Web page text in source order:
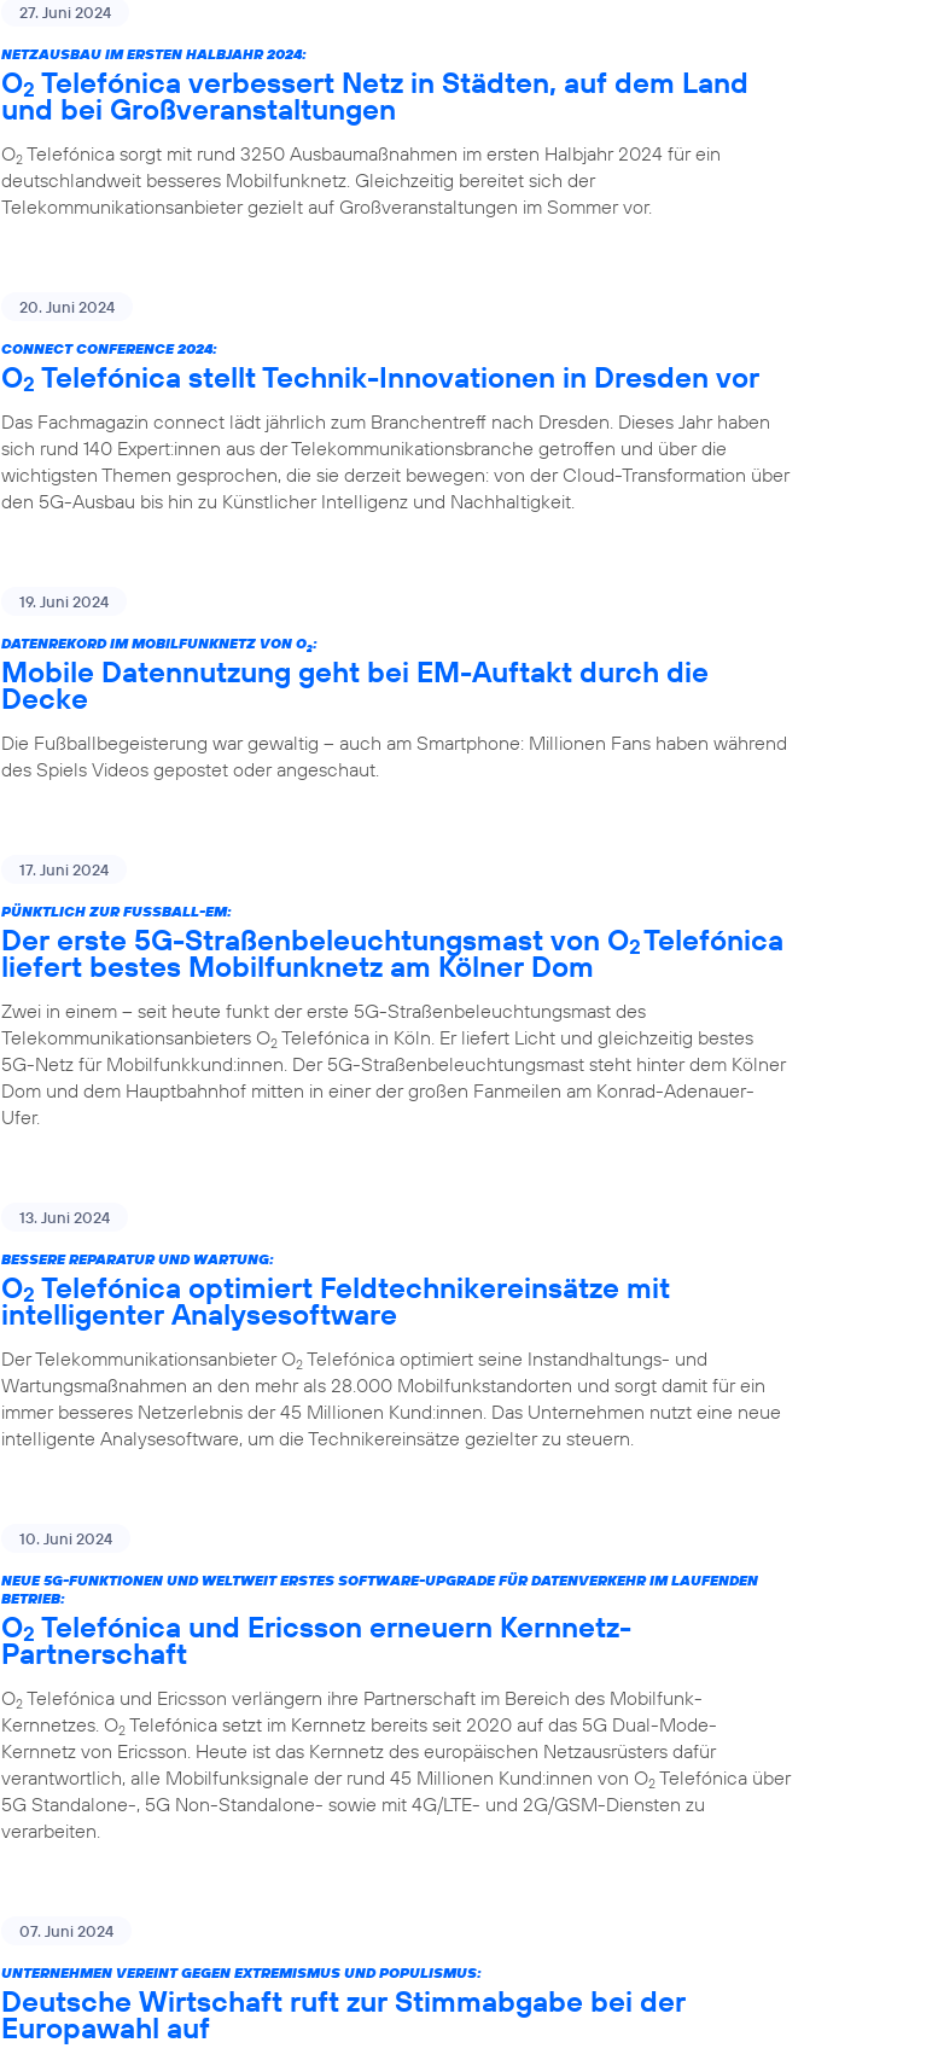
27. Juni 2024
NETZAUSBAU IM ERSTEN HALBJAHR 2024:
O2 Telefónica verbessert Netz in Städten, auf dem Land
und bei Großveranstaltungen
O2 Telefónica sorgt mit rund 3250 Ausbaumaßnahmen im ersten Halbjahr 2024 für ein
deutschlandweit besseres Mobilfunknetz. Gleichzeitig bereitet sich der
Telekommunikationsanbieter gezielt auf Großveranstaltungen im Sommer vor.
20. Juni 2024
CONNECT CONFERENCE 2024:
O2 Telefónica stellt Technik-Innovationen in Dresden vor
Das Fachmagazin connect lädt jährlich zum Branchentreff nach Dresden. Dieses Jahr haben
sich rund 140 Expert:innen aus der Telekommunikationsbranche getroffen und über die
wichtigsten Themen gesprochen, die sie derzeit bewegen: von der Cloud-Transformation über
den 5G-Ausbau bis hin zu Künstlicher Intelligenz und Nachhaltigkeit.
19. Juni 2024
DATENREKORD IM MOBILFUNKNETZ VON O2:
Mobile Datennutzung geht bei EM-Auftakt durch die
Decke
Die Fußballbegeisterung war gewaltig – auch am Smartphone: Millionen Fans haben während
des Spiels Videos gepostet oder angeschaut.
17. Juni 2024
PÜNKTLICH ZUR FUSSBALL-EM:
Der erste 5G-Straßenbeleuchtungsmast von O2Telefónica
liefert bestes Mobilfunknetz am Kölner Dom
Zwei in einem – seit heute funkt der erste 5G-Straßenbeleuchtungsmast des
Telekommunikationsanbieters O2 Telefónica in Köln. Er liefert Licht und gleichzeitig bestes
5G-Netz für Mobilfunkkund:innen. Der 5G-Straßenbeleuchtungsmast steht hinter dem Kölner
Dom und dem Hauptbahnhof mitten in einer der großen Fanmeilen am Konrad-Adenauer-
Ufer.
13. Juni 2024
BESSERE REPARATUR UND WARTUNG:
O2 Telefónica optimiert Feldtechnikereinsätze mit
intelligenter Analysesoftware
Der Telekommunikationsanbieter O2 Telefónica optimiert seine Instandhaltungs- und
Wartungsmaßnahmen an den mehr als 28.000 Mobilfunkstandorten und sorgt damit für ein
immer besseres Netzerlebnis der 45 Millionen Kund:innen. Das Unternehmen nutzt eine neue
intelligente Analysesoftware, um die Technikereinsätze gezielter zu steuern.
10. Juni 2024
NEUE 5G-FUNKTIONEN UND WELTWEIT ERSTES SOFTWARE-UPGRADE FÜR DATENVERKEHR IM LAUFENDEN
BETRIEB:
O2 Telefónica und Ericsson erneuern Kernnetz-
Partnerschaft
O2 Telefónica und Ericsson verlängern ihre Partnerschaft im Bereich des Mobilfunk-
Kernnetzes. O2 Telefónica setzt im Kernnetz bereits seit 2020 auf das 5G Dual-Mode-
Kernnetz von Ericsson. Heute ist das Kernnetz des europäischen Netzausrüsters dafür
verantwortlich, alle Mobilfunksignale der rund 45 Millionen Kund:innen von O2 Telefónica über
5G Standalone-, 5G Non-Standalone- sowie mit 4G/LTE- und 2G/GSM-Diensten zu
verarbeiten.
07. Juni 2024
UNTERNEHMEN VEREINT GEGEN EXTREMISMUS UND POPULISMUS:
Deutsche Wirtschaft ruft zur Stimmabgabe bei der
Europawahl auf